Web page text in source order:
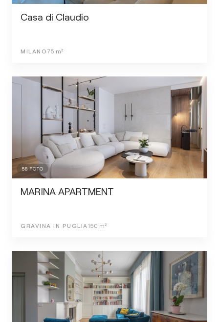
Casa di Claudio
MILANO75 m²
58 FOTO
MARINA APARTMENT
GRAVINA IN PUGLIA 150 m²